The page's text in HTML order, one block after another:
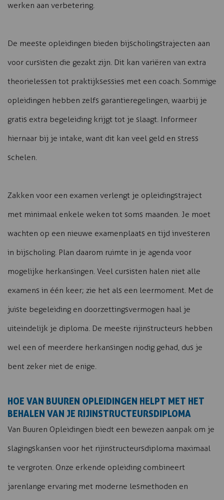
werken aan verbetering.
De meeste opleidingen bieden bijscholingstrajecten aan
voor cursisten die gezakt zijn. Dit kan variëren van extra
theorielessen tot praktijksessies met een coach. Sommige
opleidingen hebben zelfs garantieregelingen, waarbij je
gratis extra begeleiding krijgt tot je slaagt. Informeer
hiernaar bij je intake, want dit kan veel geld en stress
schelen.
Zakken voor een examen verlengt je opleidingstraject
met minimaal enkele weken tot soms maanden. Je moet
wachten op een nieuwe examenplaats en tijd investeren
in bijscholing. Plan daarom ruimte in je agenda voor
mogelijke herkansingen. Veel cursisten halen niet alle
examens in één keer; zie het als een leermoment. Met de
juiste begeleiding en doorzettingsvermogen haal je
uiteindelijk je diploma. De meeste rijinstructeurs hebben
wel een of meerdere herkansingen nodig gehad, dus je
bent zeker niet de enige.
HOE VAN BUUREN OPLEIDINGEN HELPT MET HET
BEHALEN VAN JE RIJINSTRUCTEURSDIPLOMA
Van Buuren Opleidingen biedt een bewezen aanpak om je
slagingskansen voor het rijinstructeursdiploma maximaal
te vergroten. Onze erkende opleiding combineert
jarenlange ervaring met moderne lesmethoden en